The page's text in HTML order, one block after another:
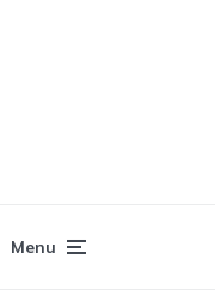
Menu